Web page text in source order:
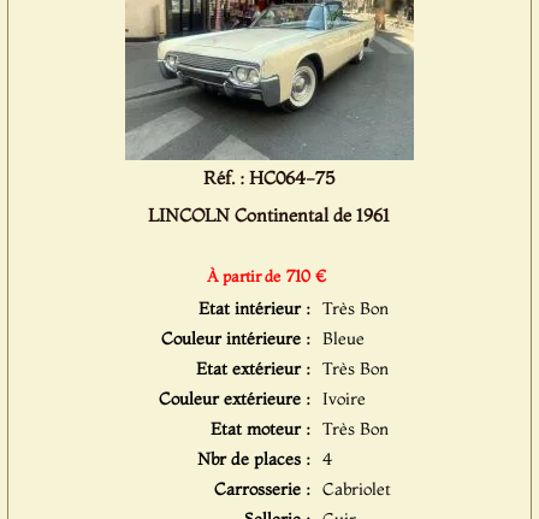
Réf. : HC064-75
LINCOLN Continental de 1961
À partir de 710 €
Etat intérieur : Très Bon
Couleur intérieure : Bleue
Etat extérieur : Très Bon
Couleur extérieure : Ivoire
Etat moteur : Très Bon
Nbr de places : 4
Carrosserie : Cabriolet